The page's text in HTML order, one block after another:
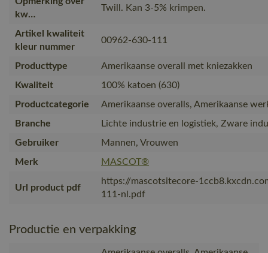
kw…
Twill. Kan 3-5% krimpen.
Artikel kwaliteit
kleur nummer
00962-630-111
Producttype
Amerikaanse overall met kniezakken
Kwaliteit
100% katoen (630)
Productcategorie
Amerikaanse overalls, Amerikaanse
Branche
Lichte industrie en logistiek, Zware
Gebruiker
Mannen, Vrouwen
Merk
MASCOT®
Url product pdf
https://mascotsitecore-
111-nl.pdf
Productie en verpakking